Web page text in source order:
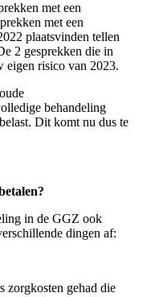
met een
met een
plaatsvinden tellen
2 gesprekken die in
eigen risico van 2023.
behandeling
Dit komt nu dus te
in de GGZ ook
dingen af:
zorgkosten gehad die